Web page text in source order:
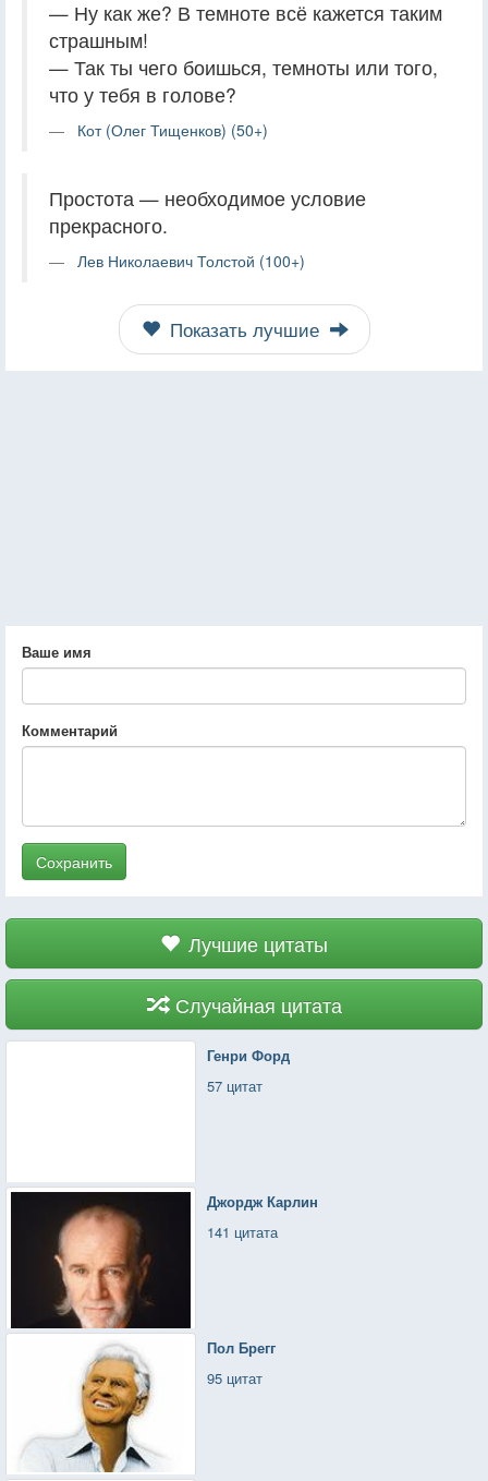
— Ну как же? В темноте всё кажется таким
страшным!
— Так ты чего боишься, темноты или того,
что у тебя в голове?
Кот (Олег Тищенков) (50+)
Простота — необходимое условие
прекрасного.
Лев Николаевич Толстой (100+)
Показать лучшие
Ваше имя
Комментарий
Сохранить
Лучшие цитаты
Случайная цитата
Генри Форд
57 цитат
Джордж Карлин
141 цитата
Пол Брегг
95 цитат